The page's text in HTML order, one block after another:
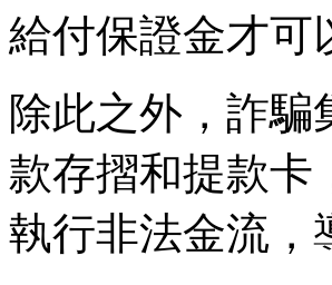
給付保證金才可
除此之外，詐
款存摺和提款卡
執行非法金流，